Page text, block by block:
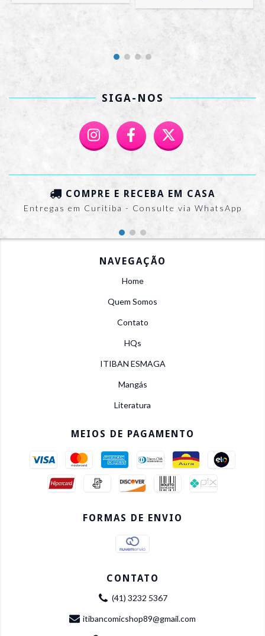
SIGA-NOS
COMPRE E RECEBA EM CASA
Entregas em Curitiba - Consulte via WhatsApp
NAVEGAÇÃO
Home
Quem Somos
Contato
HQs
ITIBAN ESMAGA
Mangás
Literatura
MEIOS DE PAGAMENTO
FORMAS DE ENVIO
CONTATO
(41) 3232 5367
itibancomicshop89@gmail.com